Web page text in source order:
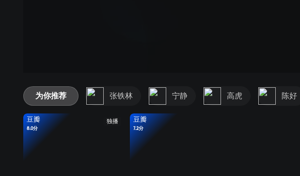
为你推荐 张铁林 宁静 高虎 陈好
独播
豆瓣
8.0分
豆瓣
7.2分